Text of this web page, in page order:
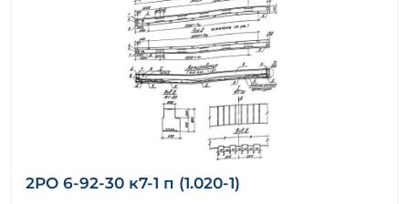
2РО 6-92-30 к7-1 п (1.020-1)